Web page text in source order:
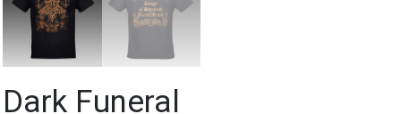
Dark Funeral